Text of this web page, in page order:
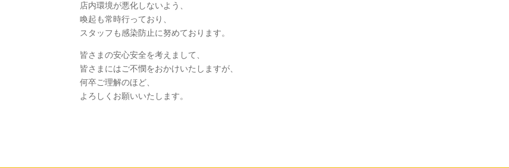
店内環境が悪化しないよう、
喚起も常時行っており、
スタッフも感染防止に努めております。
皆さまの安心安全を考えまして、
皆さまにはご不憫をおかけいたしますが、
何卒ご理解のほど、
よろしくお願いいたします。